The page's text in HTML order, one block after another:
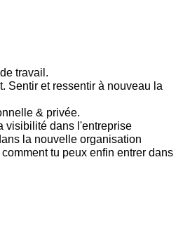
travail.
Sentir et ressentir à nouveau la
& privée.
visibilité dans l'entreprise
la nouvelle organisation
tu peux enfin entrer dans